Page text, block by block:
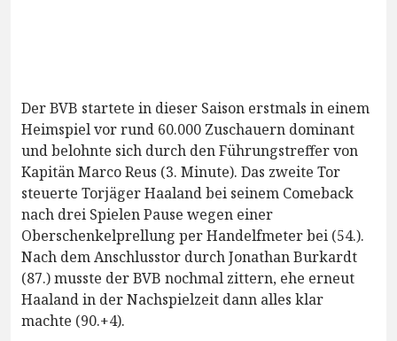
Der BVB startete in dieser Saison erstmals in einem
Heimspiel vor rund 60.000 Zuschauern dominant
und belohnte sich durch den Führungstreffer von
Kapitän Marco Reus (3. Minute). Das zweite Tor
steuerte Torjäger Haaland bei seinem Comeback
nach drei Spielen Pause wegen einer
Oberschenkelprellung per Handelfmeter bei (54.).
Nach dem Anschlusstor durch Jonathan Burkardt
(87.) musste der BVB nochmal zittern, ehe erneut
Haaland in der Nachspielzeit dann alles klar
machte (90.+4).